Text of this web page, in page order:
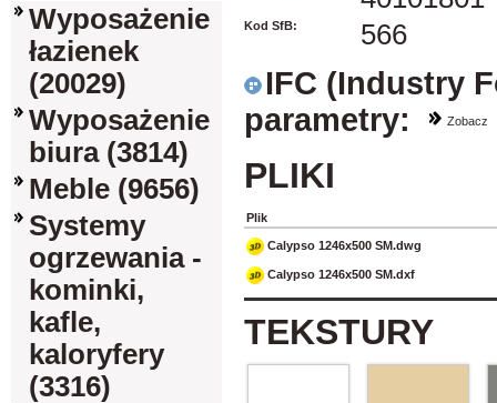
Wyposażenie
łazienek
(20029)
Wyposażenie
biura (3814)
Meble (9656)
Systemy
ogrzewania -
kominki,
kafle,
kaloryfery
(3316)
Kod SfB: 566
IFC (Industry
parametry:
Zobacz
PLIKI
Plik
Calypso 1246x500 SM.dwg
Calypso 1246x500 SM.dxf
TEKSTURY